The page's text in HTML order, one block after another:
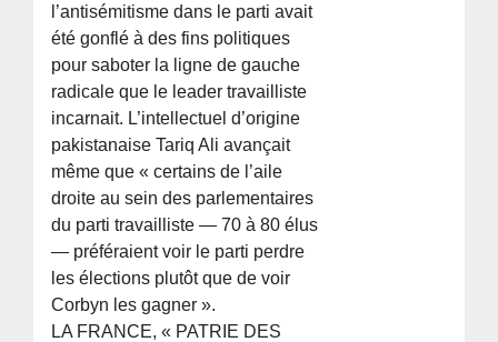
l’antisémitisme dans le parti avait
été gonflé à des fins politiques
pour saboter la ligne de gauche
radicale que le leader travailliste
incarnait. L’intellectuel d’origine
pakistanaise Tariq Ali avançait
même que « certains de l’aile
droite au sein des parlementaires
du parti travailliste — 70 à 80 élus
— préféraient voir le parti perdre
les élections plutôt que de voir
Corbyn les gagner ».
LA FRANCE, « PATRIE DES